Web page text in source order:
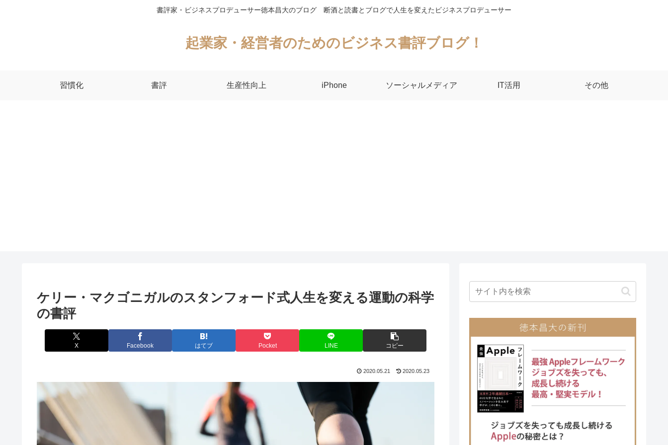
書評家・ビジネスプロデューサー徳本昌大のブログ 断酒と読書とブログで人生を変えたビジネスプロデューサー
起業家・経営者のためのビジネス書評ブログ！
習慣化 書評 生産性向上 iPhone ソーシャルメディア IT活用 その他
ケリー・マクゴニガルのスタンフォード式人生を変える運動の科学
の書評
X Facebook はてブ Pocket LINE コピー
2020.05.21 2020.05.23